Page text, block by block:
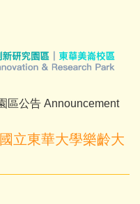
區公告 Announcement
立東華大學樂齡大